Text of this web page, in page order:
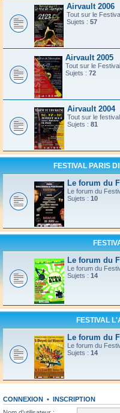
Airvault 2006
Tout sur le
Sujets : 57
Airvault 2005
Tout sur le
Sujets : 72
Airvault 2004
Tout sur le
Sujets : 81
FESTIVAL PARIS
Le forum du
Le forum du
Sujets : 10
Le forum du
Le forum du
Sujets : 14
FESTIVAL
Le forum du
Le forum du
Sujets : 14
CONNEXION • INSCRIPTION